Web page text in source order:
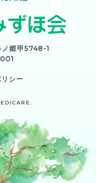
郷甲5748-1
シー